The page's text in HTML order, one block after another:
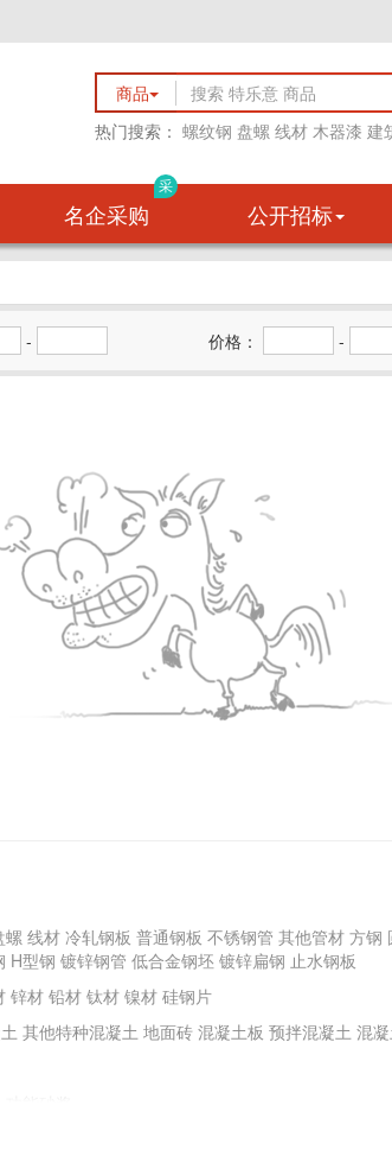
商品
热门搜索： 螺纹钢 盘螺 线材 木器漆 建
名企采购
采
公开招标
- 价格： -
螺 线材 冷轧钢板 普通钢板 不锈钢管 其他管材 方钢
H型钢 镀锌钢管 低合金钢坯 镀锌扁钢 止水钢板
锌材 铅材 钛材 镍材 硅钢片
其他特种混凝土 地面砖 混凝土板 预拌混凝土 混凝